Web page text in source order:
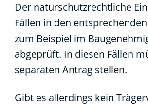
Der naturschutzrechtliche
Fällen in den
zum Beispiel im
abgeprüft. In diesen Fällen
separaten Antrag stellen.
Gibt es allerdings kein